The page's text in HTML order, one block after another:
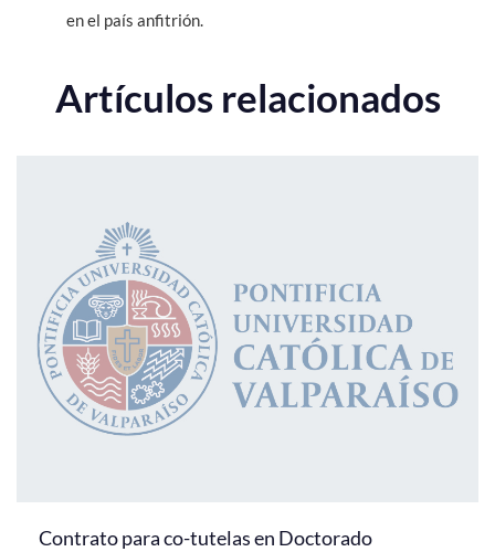
en el país anfitrión.
Artículos relacionados
Contrato para co-tutelas en Doctorado